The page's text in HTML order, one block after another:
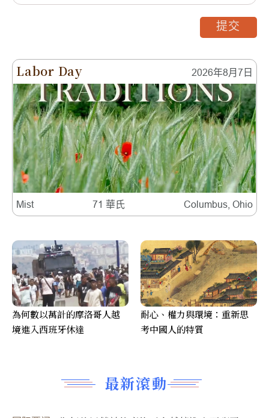
Labor Day 2026年8月7日
Mist 71 華氏 Columbus, Ohio
最新滾動
提交
為何數以萬計的摩洛哥人越
境進入西班牙休達
耐心、權力與環境：重新思
考中國人的特質